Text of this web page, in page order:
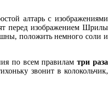
алтарь с изображениями
перед изображением Шрилы
положить немного соли и
по всем правиламтри раза
звонит в колокольчик,